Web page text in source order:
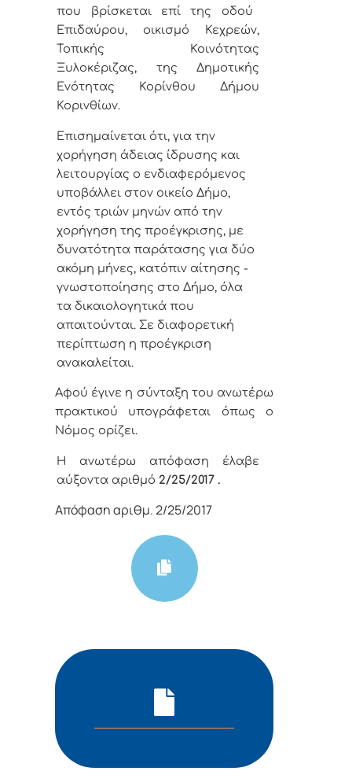
που βρίσκεται επί της οδού
Επιδαύρου, οικισμό Κεχρεών,
Τοπικής Κοινότητας
Ξυλοκέριζας, της Δημοτικής
Ενότητας Κορίνθου Δήμου
Κορινθίων.
Επισημαίνεται ότι, για την
χορήγηση άδειας ίδρυσης και
λειτουργίας ο ενδιαφερόμενος
υποβάλλει στον οικείο Δήμο,
εντός τριών μηνών από την
χορήγηση της προέγκρισης, με
δυνατότητα παράτασης για δύο
ακόμη μήνες, κατόπιν αίτησης -
γνωστοποίησης στο Δήμο, όλα
τα δικαιολογητικά που
απαιτούνται. Σε διαφορετική
περίπτωση η προέγκριση
ανακαλείται.
Αφού έγινε η σύνταξη του ανωτέρω
πρακτικού υπογράφεται όπως ο
Νόμος ορίζει.
Η ανωτέρω απόφαση έλαβε
αύξοντα αριθμό 2/25/2017 .
Απόφαση αριθμ. 2/25/2017